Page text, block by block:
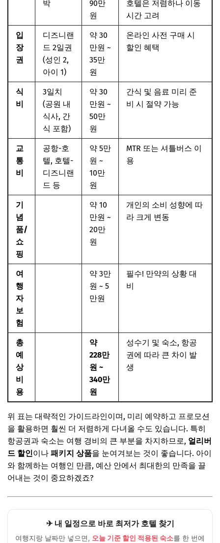
박
90만
원
호텔은 저렴하나 이동
시간 고려
입
장
권
디즈니랜
드 2일권
(성인 2,
아이 1)
약 30
만원 ~
35만
원
온라인 사전 구매 시
할인 혜택
식
비
3일치
(공원 내
식사, 간
식 포함)
약 30
만원 ~
50만
원
간식 및 음료 미리 준
비 시 절약 가능
교
통
비
공항-호
텔, 호텔-
디즈니랜
드 등
약 5만
원 ~
10만
원
MTR 또는 셔틀버스 이
용
기
념
품/
쇼
핑
약 10
만원 ~
20만
원
개인의 소비 성향에 따
라 크게 변동
여
행
자
보
험
약 3만
원 ~ 5
만원
필수! 만약의 상황 대
비
총
예
상
비
용
약
228만
원 ~
340만
원
성수기 및 숙소, 항공
권에 따라 큰 차이 발
생
위 표는 대략적인 가이드라인이며, 미리 예약하고 프로모션
을 활용하면 훨씬 더 저렴하게 다녀올 수도 있습니다. 특히
항공권과 숙소는 여행 경비의 큰 부분을 차지하므로, 얼리버
드 할인이나 패키지 상품을 눈여겨보는 것이 좋습니다. 아이
와 함께하는 여행인 만큼, 예산 안에서 최대한의 만족을 끌
어내는 것이 중요하겠죠?
✈ 내 일정으로 바로 최저가 호텔 찾기
여행지랑 날짜만 넣으면, 오늘 기준 할인 적용된 숙소를 한 번에